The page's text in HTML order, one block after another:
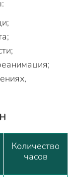
Количество
часов